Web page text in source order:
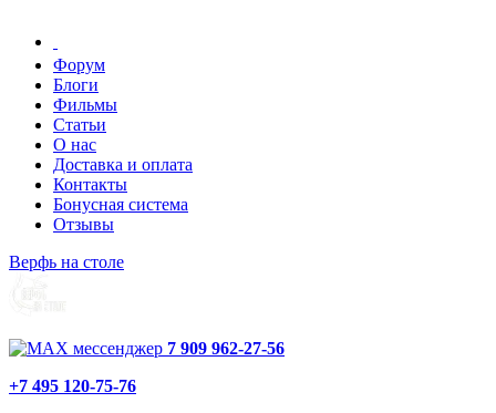
Форум
Блоги
Фильмы
Статьи
О нас
Доставка и оплата
Контакты
Бонусная система
Отзывы
Верфь на столе
7 909 962-27-56
+7 495 120-75-76